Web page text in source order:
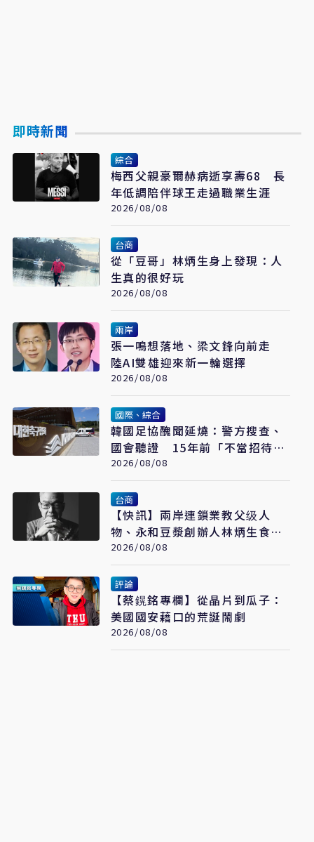
即時新聞
綜合
梅西父親豪爾赫病逝享壽68 長
年低調陪伴球王走過職業生涯
2026/08/08
台商
從「豆哥」林炳生身上發現：人
生真的很好玩
2026/08/08
兩岸
張一鳴想落地、梁文鋒向前走
陸AI雙雄迎來新一輪選擇
2026/08/08
國際、綜合
韓國足協醜聞延燒：警方搜查、
國會聽證 15年前「不當招待」
疑雲重見天日
2026/08/08
台商
【快訊】兩岸連鎖業教父级人
物、永和豆漿創辦人林炳生食道
癌病逝 享年70歲
2026/08/08
評論
【蔡鎤銘專欄】從晶片到瓜子：
美國國安藉口的荒誕鬧劇
2026/08/08